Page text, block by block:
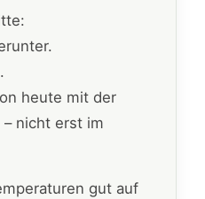
heute mit der
nicht erst im
gut auf